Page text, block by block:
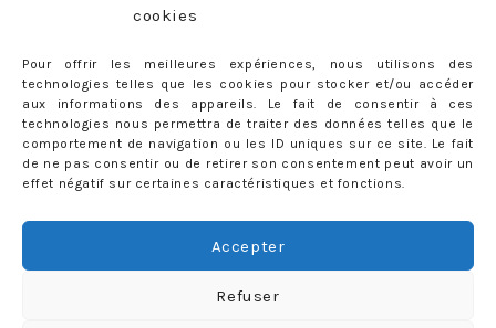
cookies
Pour offrir les meilleures expériences, nous utilisons des
technologies telles que les cookies pour stocker et/ou accéder
aux informations des appareils. Le fait de consentir à ces
technologies nous permettra de traiter des données telles que le
comportement de navigation ou les ID uniques sur ce site. Le fait
de ne pas consentir ou de retirer son consentement peut avoir un
effet négatif sur certaines caractéristiques et fonctions.
Accepter
Refuser
ABONNEMENT
Adresse
Rejoignez les 398 autres abonnés